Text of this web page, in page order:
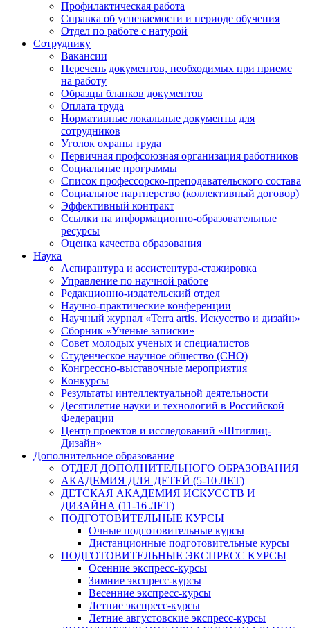
Профилактическая работа
Справка об успеваемости и периоде обучения
Отдел по работе с натурой
Сотруднику
Вакансии
Перечень документов, необходимых при приеме
на работу
Образцы бланков документов
Оплата труда
Нормативные локальные документы для
сотрудников
Уголок охраны труда
Первичная профсоюзная организация работников
Социальные программы
Список профессорско-преподавательского состава
Социальное партнерство (коллективный договор)
Эффективный контракт
Ссылки на информационно-образовательные
ресурсы
Оценка качества образования
Наука
Аспирантура и ассистентура-стажировка
Управление по научной работе
Редакционно-издательский отдел
Научно-практические конференции
Научный журнал «Terra artis. Искусство и дизайн»
Сборник «Ученые записки»
Совет молодых ученых и специалистов
Студенческое научное общество (СНО)
Конгрессно-выставочные мероприятия
Конкурсы
Результаты интеллектуальной деятельности
Десятилетие науки и технологий в Российской
Федерации
Центр проектов и исследований «Штиглиц-
Дизайн»
Дополнительное образование
ОТДЕЛ ДОПОЛНИТЕЛЬНОГО ОБРАЗОВАНИЯ
АКАДЕМИЯ ДЛЯ ДЕТЕЙ (5-10 ЛЕТ)
ДЕТСКАЯ АКАДЕМИЯ ИСКУССТВ И
ДИЗАЙНА (11-16 ЛЕТ)
ПОДГОТОВИТЕЛЬНЫЕ КУРСЫ
Очные подготовительные курсы
Дистанционные подготовительные курсы
ПОДГОТОВИТЕЛЬНЫЕ ЭКСПРЕСС КУРСЫ
Осенние экспресс-курсы
Зимние экспресс-курсы
Весенние экспресс-курсы
Летние экспресс-курсы
Летние августовские экспресс-курсы